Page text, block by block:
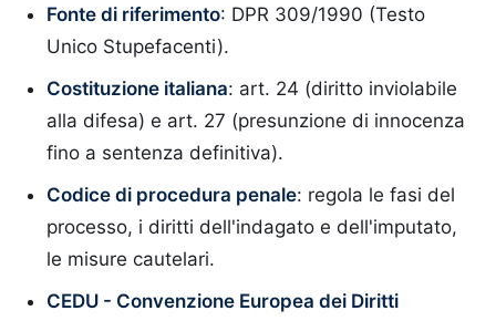
Fonte di riferimento: DPR 309/1990 (Testo
Unico Stupefacenti).
Costituzione italiana: art. 24 (diritto inviolabile
alla difesa) e art. 27 (presunzione di innocenza
fino a sentenza definitiva).
Codice di procedura penale: regola le fasi del
processo, i diritti dell'indagato e dell'imputato,
le misure cautelari.
CEDU - Convenzione Europea dei Diritti